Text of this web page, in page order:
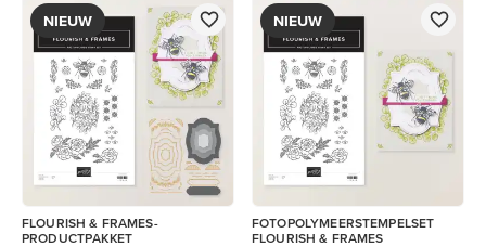
NIEUW
FLOURISH & FRAMES-
PRODUCTPAKKET
NIEUW
FOTOPOLYMEERSTEMPELSET
FLOURISH & FRAMES